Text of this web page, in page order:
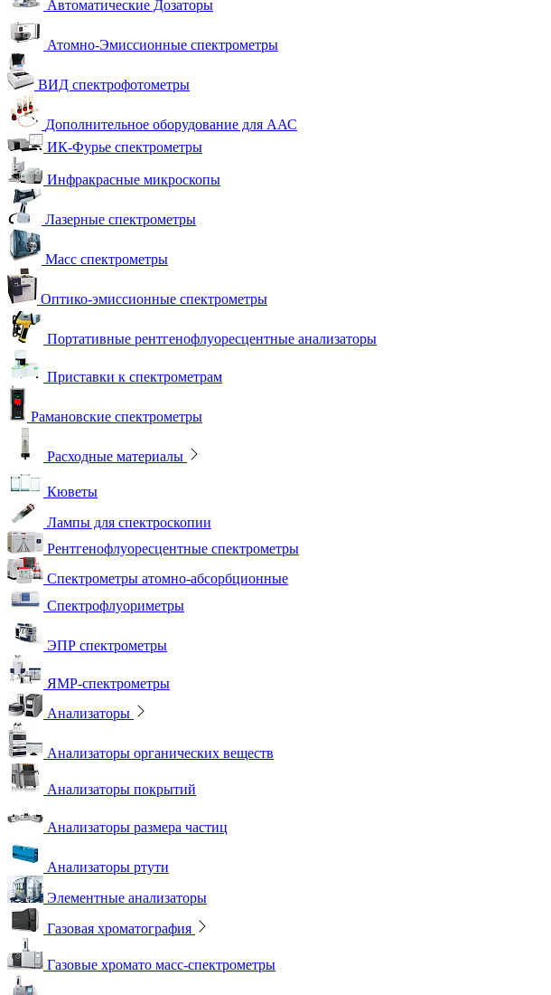
Автоматические Дозаторы
Атомно-Эмиссионные спектрометры
ВИД спектрофотометры
Дополнительное оборудование для ААС
ИК-Фурье спектрометры
Инфракрасные микроскопы
Лазерные спектрометры
Масс спектрометры
Оптико-эмиссионные спектрометры
Портативные рентгенофлуоресцентные анализаторы
Приставки к спектрометрам
Рамановские спектрометры
Расходные материалы
Кюветы
Лампы для спектроскопии
Рентгенофлуоресцентные спектрометры
Спектрометры атомно-абсорбционные
Спектрофлуориметры
ЭПР спектрометры
ЯМР-спектрометры
Анализаторы
Анализаторы органических веществ
Анализаторы покрытий
Анализаторы размера частиц
Анализаторы ртути
Элементные анализаторы
Газовая хроматография
Газовые хромато масс-спектрометры